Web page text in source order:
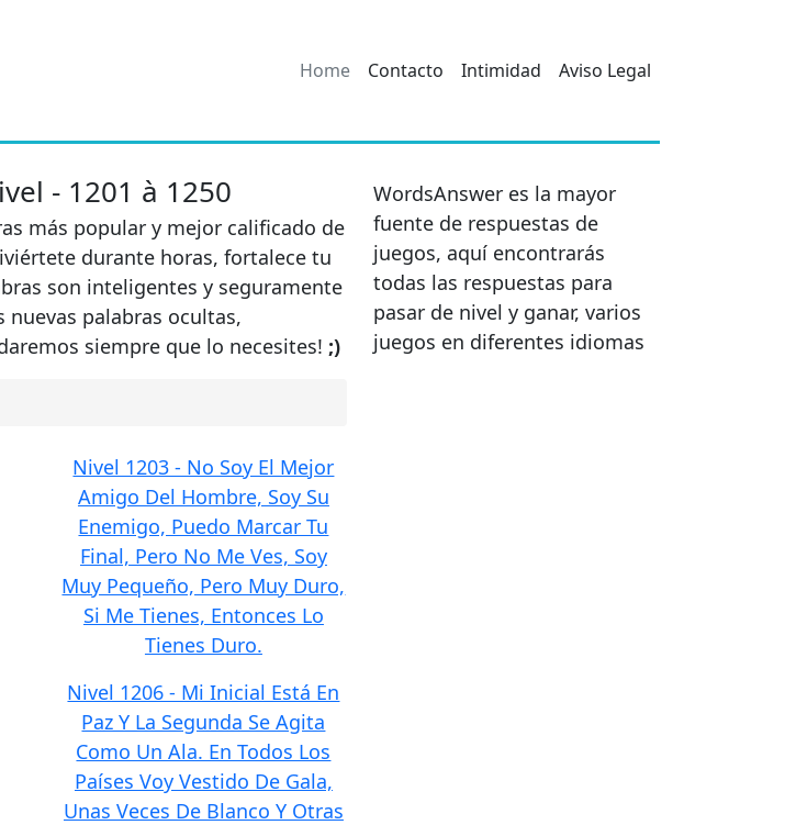
Home Contacto Intimidad Aviso Legal
- 1201 à 1250
más popular y mejor calificado de
durante horas, fortalece tu
son inteligentes y seguramente
palabras ocultas,
siempre que lo necesites! ;)
Nivel 1203 - No Soy El Mejor
Amigo Del Hombre, Soy Su
Enemigo, Puedo Marcar Tu
Final, Pero No Me Ves, Soy
Muy Pequeño, Pero Muy Duro,
Si Me Tienes, Entonces Lo
Tienes Duro.
Nivel 1206 - Mi Inicial Está En
Paz Y La Segunda Se Agita
Como Un Ala. En Todos Los
Países Voy Vestido De Gala,
Unas Veces De Blanco Y Otras
WordsAnswer es la mayor
fuente de respuestas de
juegos, aquí encontrarás
todas las respuestas para
pasar de nivel y ganar, varios
juegos en diferentes idiomas